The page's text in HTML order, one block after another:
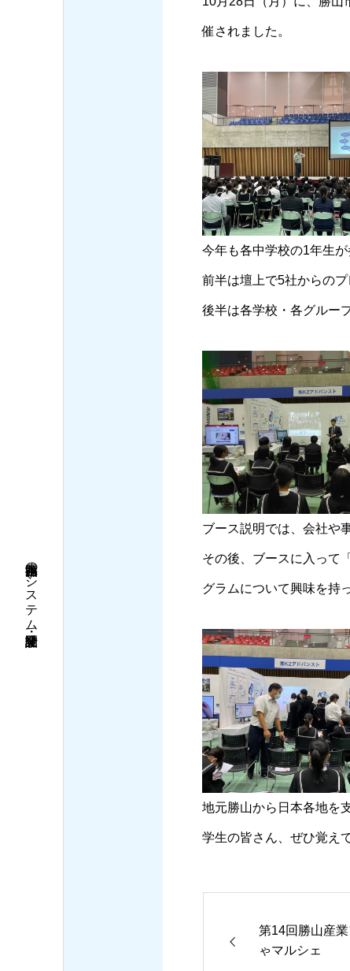
福井県勝山市のシステム設計・開発企業
催されました。
今年も各中学校の1年生
前半は壇上で5社からの
後半は各学校・各グルー
ブース説明では、会社や
その後、ブースに入って
グラムについて興味を持
地元勝山から日本各地を
学生の皆さん、ぜひ覚え
第14回勝山産
ゃマルシェ